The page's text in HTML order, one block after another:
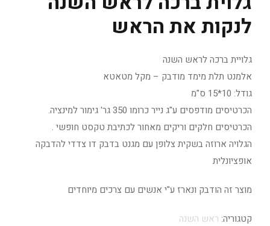
לנקות את הראש
גלויית ברכה לראש השנה
אלמנט תלת מימד מודבק – מקל מטאטא
גודל: 10*15 ס"מ
הכרטיסים מודפסים ע"ג נייר כרומו 350 גר' גימור למינציה.
הכרטיסים חלקים וריקים מאחור לכתיבת טקסט חופשי .
הגלויה ארוזה בשקית צלופן עם מגנט בדבק דו צדדי להדבקה
אופציונלית
מוצר זה הודבק ונארז ע"י אנשים עם צרכים מיוחדים
קטגוריה: ראש השנה